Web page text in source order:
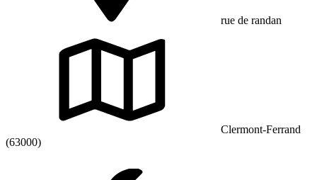
rue de randan
Clermont-Ferrand
(63000)